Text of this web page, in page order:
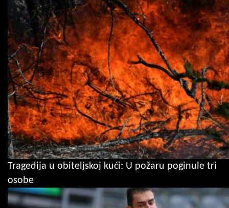
Tragedija u obiteljskoj kući: U požaru poginule tri
osobe